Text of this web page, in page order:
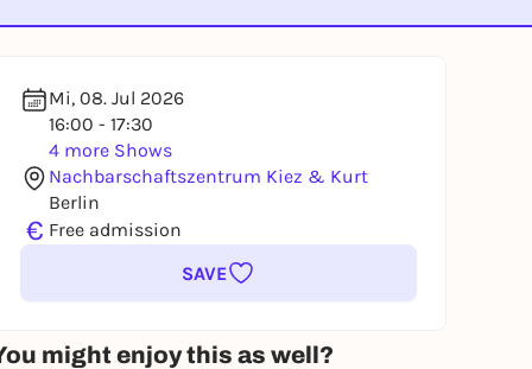
Mi, 08. Jul 2026
16:00 - 17:30
4 more Shows
Nachbarschaftszentrum Kiez & Kurt
Berlin
€ Free admission
SAVE
might enjoy this as well?